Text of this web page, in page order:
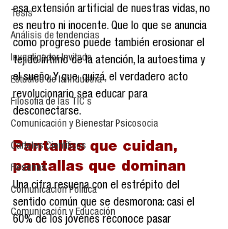
Tesis
Análisis de tendencias
Investigador Invitado
Estudios de la industria
Filosofía de las TIC´s
Comunicación y Bienestar Psicosocia
Carteles Científicos
Reseñas
Comunicación Política
Comunicación y Educación
esa extensión artificial de nuestras vidas, no
es neutro ni inocente. Que lo que se anuncia
como progreso puede también erosionar el
tejido íntimo de la atención, la autoestima y
el sueño. Y que, quizá, el verdadero acto
revolucionario sea educar para
desconectarse.
Pantallas que cuidan,
pantallas que dominan
Una cifra resuena con el estrépito del
sentido común que se desmorona: casi el
60% de los jóvenes reconoce pasar